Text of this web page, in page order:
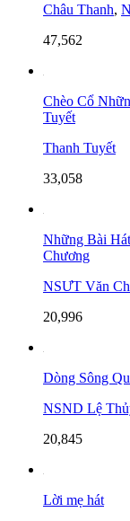
Châu Thanh,
47,562
Chèo Cổ
Tuyết
Thanh Tuyết
33,058
Những Bài
Chương
NSƯT Văn
20,996
Dòng Sông
NSND Lệ
20,845
Lời mẹ hát